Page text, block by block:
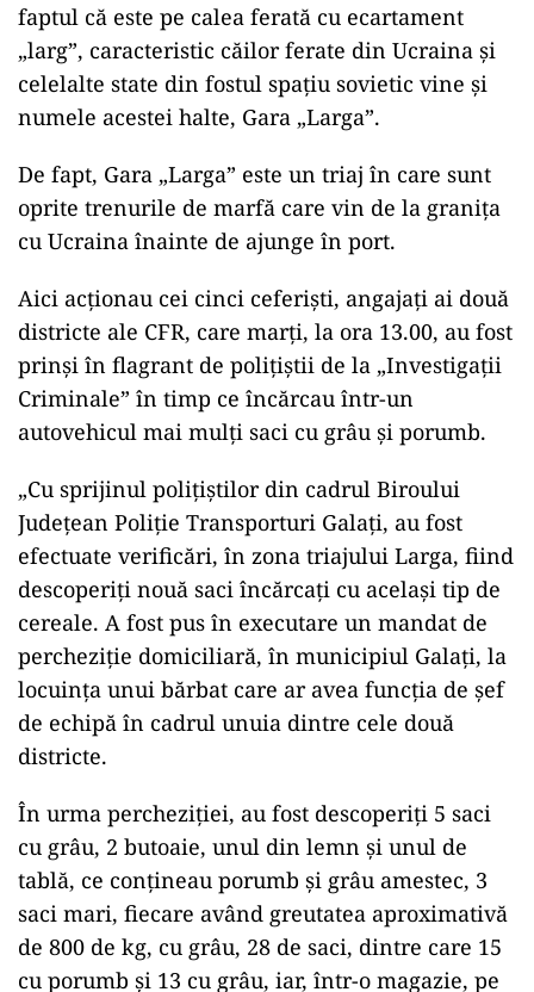
faptul că este pe calea ferată cu ecartament
„larg”, caracteristic căilor ferate din Ucraina și
celelalte state din fostul spațiu sovietic vine și
numele acestei halte, Gara „Larga”.
ad
De fapt, Gara „Larga” este un triaj în care sunt
oprite trenurile de marfă care vin de la granița
cu Ucraina înainte de ajunge în port.
Aici acționau cei cinci ceferiști, angajați ai două
districte ale CFR, care marți, la ora 13.00, au fost
prinși în flagrant de polițiștii de la „Investigații
Criminale” în timp ce încărcau într-un
„Cu sprijinul polițiștilor din cadrul Biroului
Județean Poliție Transporturi Galați, au fost
efectuate verificări, în zona triajului Larga, fiind
descoperiți nouă saci încărcați cu același tip de
cereale. A fost pus în executare un mandat de